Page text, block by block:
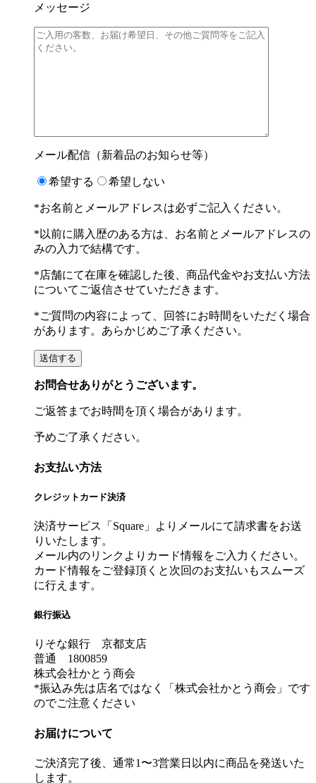
メッセージ
メール配信（新着品のお知らせ等）
希望する 希望しない
*お名前とメールアドレスは必ずご記入ください。
*以前に購入歴のある方は、お名前とメールアドレスの
みの入力で結構です。
*店舗にて在庫を確認した後、商品代金やお支払い方法
についてご返信させていただきます。
*ご質問の内容によって、回答にお時間をいただく場合
があります。あらかじめご了承ください。
お問合せありがとうございます。
ご返答までお時間を頂く場合があります。
予めご了承ください。
お支払い方法
クレジットカード決済
決済サービス「Square」よりメールにて請求書をお送
りいたします。
メール内のリンクよりカード情報をご入力ください。
カード情報をご登録頂くと次回のお支払いもスムーズ
に行えます。
銀行振込
りそな銀行 京都支店
普通 1800859
株式会社かとう商会
*振込み先は店名ではなく「株式会社かとう商会」です
のでご注意ください
お届けについて
ご決済完了後、通常1〜3営業日以内に商品を発送いた
します。